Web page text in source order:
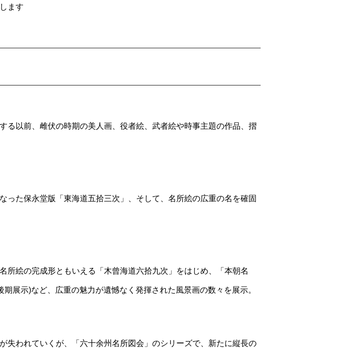
ます
る以前、雌伏の時期の美人画、役者絵、武者絵や時事主題の作品、摺
た保永堂版「東海道五拾三次」、そして、名所絵の広重の名を確固
絵の完成形ともいえる「木曾海道六拾九次」をはじめ、「本朝名
展示)など、広重の魅力が遺憾なく発揮された風景画の数々を展示。
失われていくが、「六十余州名所図会」のシリーズで、新たに縦長の